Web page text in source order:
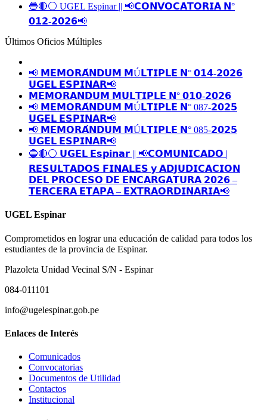
🔵🔴⚪️ UGEL Espinar || 📢𝗖𝗢𝗡𝗩𝗢𝗖𝗔𝗧𝗢𝗥𝗜𝗔 𝗡°
𝟬𝟭𝟮-𝟮𝟬𝟮𝟲📢
Últimos Oficios Múltiples
📢 𝗠𝗘𝗠𝗢𝗥𝗔́𝗡𝗗𝗨𝗠 𝗠Ú𝗟𝗧𝗜𝗣𝗟𝗘 𝗡° 𝟬𝟭𝟰-𝟮𝟬𝟮𝟲
𝗨𝗚𝗘𝗟 𝗘𝗦𝗣𝗜𝗡𝗔𝗥📢
𝗠𝗘𝗠𝗢𝗥𝗔𝗡𝗗𝗨𝗠 𝗠𝗨𝗟𝗧𝗜𝗣𝗟𝗘 𝗡° 𝟬𝟭𝟬-𝟮𝟬𝟮𝟲
📢 𝗠𝗘𝗠𝗢𝗥𝗔́𝗡𝗗𝗨𝗠 𝗠Ú𝗟𝗧𝗜𝗣𝗟𝗘 𝗡° 087-𝟮𝟬𝟮𝟱
𝗨𝗚𝗘𝗟 𝗘𝗦𝗣𝗜𝗡𝗔𝗥📢
📢 𝗠𝗘𝗠𝗢𝗥𝗔́𝗡𝗗𝗨𝗠 𝗠Ú𝗟𝗧𝗜𝗣𝗟𝗘 𝗡° 085-𝟮𝟬𝟮𝟱
𝗨𝗚𝗘𝗟 𝗘𝗦𝗣𝗜𝗡𝗔𝗥📢
🔵🔴⚪️ 𝗨𝗚𝗘𝗟 𝗘𝘀𝗽𝗶𝗻𝗮𝗿 || 📢𝗖𝗢𝗠𝗨𝗡𝗜𝗖𝗔𝗗𝗢 |
𝗥𝗘𝗦𝗨𝗟𝗧𝗔𝗗𝗢𝗦 𝗙𝗜𝗡𝗔𝗟𝗘𝗦 𝘆 𝗔𝗗𝗝𝗨𝗗𝗜𝗖𝗔𝗖𝗜𝗢𝗡
𝗗𝗘𝗟 𝗣𝗥𝗢𝗖𝗘𝗦𝗢 𝗗𝗘 𝗘𝗡𝗖𝗔𝗥𝗚𝗔𝗧𝗨𝗥𝗔 𝟮𝟬𝟮𝟲 –
𝗧𝗘𝗥𝗖𝗘𝗥𝗔 𝗘𝗧𝗔𝗣𝗔 – 𝗘𝗫𝗧𝗥𝗔𝗢𝗥𝗗𝗜𝗡𝗔𝗥𝗜𝗔📢
UGEL Espinar
Comprometidos en lograr una educación de calidad para todos los
estudiantes de la provincia de Espinar.
Plazoleta Unidad Vecinal S/N - Espinar
084-011101
info@ugelespinar.gob.pe
Enlaces de Interés
Comunicados
Convocatorias
Documentos de Utilidad
Contactos
Institucional